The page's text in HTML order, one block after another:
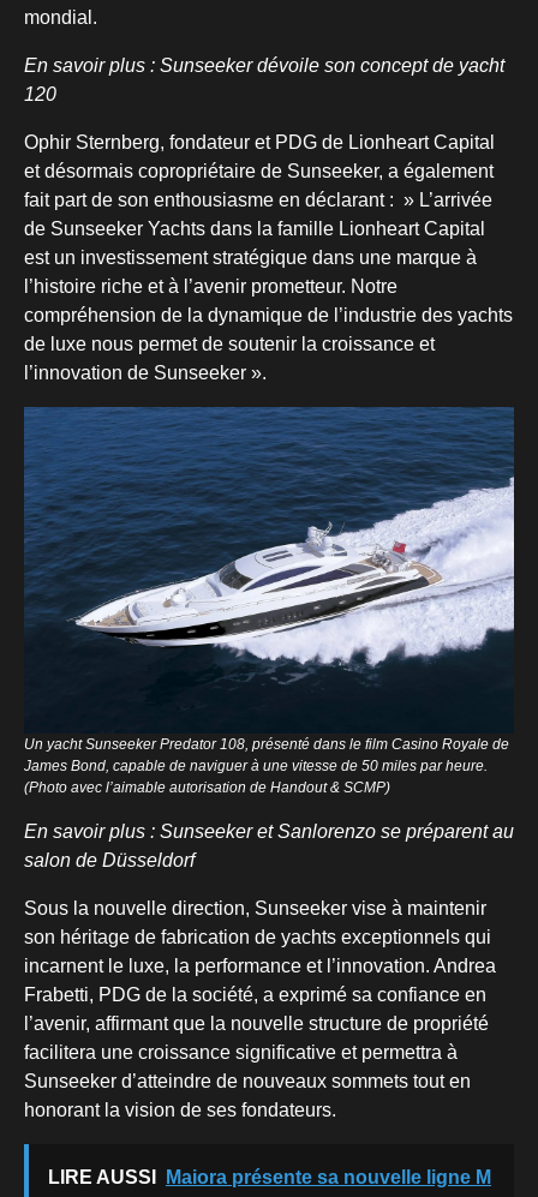
mondial.
En savoir plus : Sunseeker dévoile son concept de yacht
120
Ophir Sternberg, fondateur et PDG de Lionheart Capital
et désormais copropriétaire de Sunseeker, a également
fait part de son enthousiasme en déclarant : » L’arrivée
de Sunseeker Yachts dans la famille Lionheart Capital
est un investissement stratégique dans une marque à
l’histoire riche et à l’avenir prometteur. Notre
compréhension de la dynamique de l’industrie des yachts
de luxe nous permet de soutenir la croissance et
l’innovation de Sunseeker ».
Un yacht Sunseeker Predator 108, présenté dans le film Casino Royale de
James Bond, capable de naviguer à une vitesse de 50 miles par heure.
(Photo avec l’aimable autorisation de Handout & SCMP)
En savoir plus : Sunseeker et Sanlorenzo se préparent au
salon de Düsseldorf
Sous la nouvelle direction, Sunseeker vise à maintenir
son héritage de fabrication de yachts exceptionnels qui
incarnent le luxe, la performance et l’innovation. Andrea
Frabetti, PDG de la société, a exprimé sa confiance en
l’avenir, affirmant que la nouvelle structure de propriété
facilitera une croissance significative et permettra à
Sunseeker d’atteindre de nouveaux sommets tout en
honorant la vision de ses fondateurs.
LIRE AUSSI Maiora présente sa nouvelle ligne M